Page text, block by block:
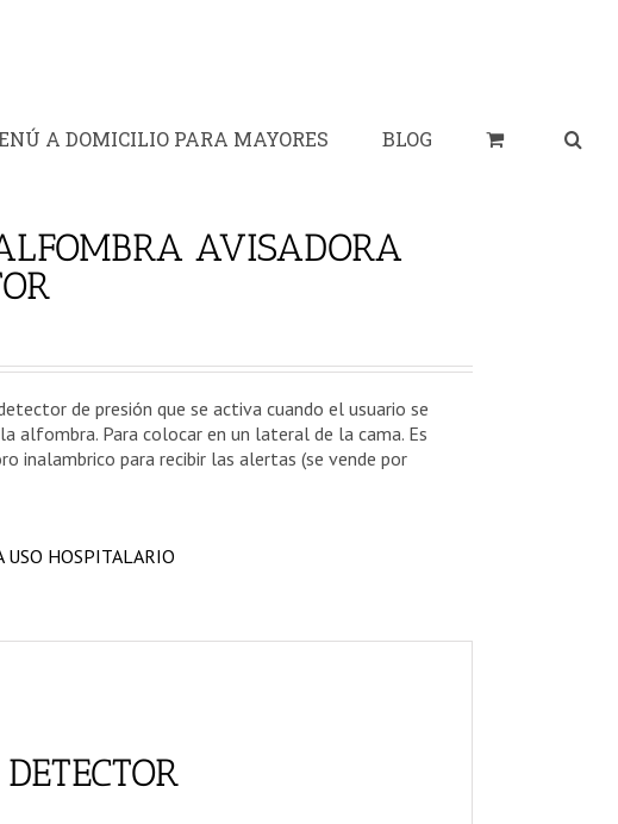
A DOMICILIO PARA MAYORES BLOG
AVISADORA
de presión que se activa cuando el usuario se
alfombra. Para colocar en un lateral de la cama. Es
inalambrico para recibir las alertas (se vende por
USO HOSPITALARIO